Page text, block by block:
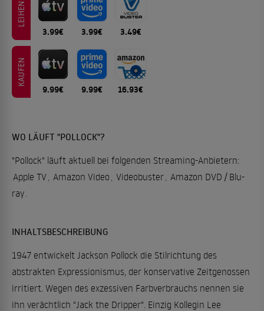
LEIHEN
3.99€ 3.99€ 3.49€
KAUFEN
9.99€ 9.99€ 16.93€
WO LÄUFT "POLLOCK"?
"Pollock" läuft aktuell bei folgenden Streaming-Anbietern:
Apple TV, Amazon Video , Videobuster, Amazon DVD / Blu-
ray.
INHALTSBESCHREIBUNG
1947 entwickelt Jackson Pollock die Stilrichtung des
abstrakten Expressionismus, der konservative Zeitgenossen
irritiert. Wegen des exzessiven Farbverbrauchs nennen sie
ihn verächtlich "Jack the Dripper". Einzig Kollegin Lee